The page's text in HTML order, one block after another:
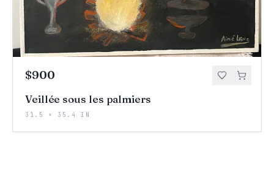
$900
Veillée sous les palmiers
31.5 × 35.4 IN